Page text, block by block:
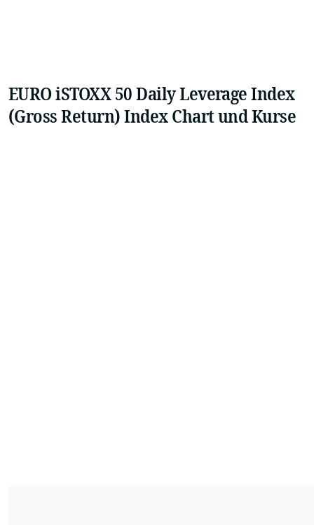
EURO iSTOXX 50 Daily Leverage Index
(Gross Return) Index Chart und Kurse